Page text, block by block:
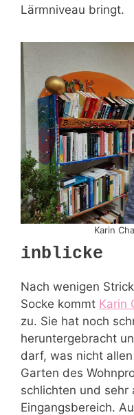
Lärmniveau bringt.
Karin
inblicke
Nach wenigen
Socke kommt Karin
zu. Sie hat noch
heruntergebracht
darf, was nicht
Garten des
schlichten und sehr
Eingangsbereich.